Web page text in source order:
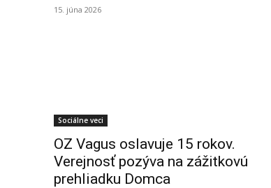
15. júna 2026
Sociálne veci
OZ Vagus oslavuje 15 rokov.
Verejnosť pozýva na zážitkovú
prehliadku Domca